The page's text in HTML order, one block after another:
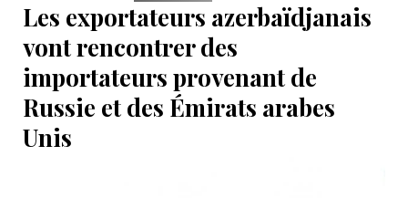
Les exportateurs azerbaïdjanais
vont rencontrer des
importateurs provenant de
Russie et des Émirats arabes
Unis